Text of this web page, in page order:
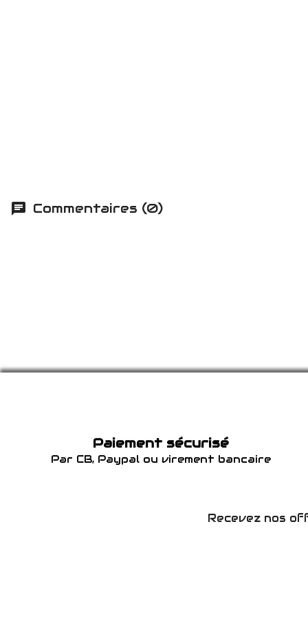
Commentaires (0)
Paiement sécurisé
Par CB, Paypal ou virement bancaire
Recevez nos